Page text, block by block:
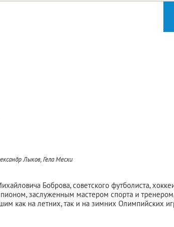
Лыков, Гела Месхи
Боброва, советского футболиста,
заслуженным мастером спорта и
как на летних, так и на зимних Олимпийских